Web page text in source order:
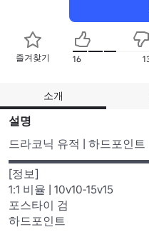
즐겨찾기 16
소개
설명
드라코닉 유적 | 하드포인트
[정보]
1:1 비율 | 10v10-15v15
포스타이 검
하드포인트